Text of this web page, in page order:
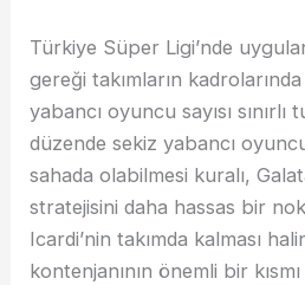
Türkiye Süper Ligi’nde
gereği takımların
yabancı oyuncu sayısı
düzende sekiz yabancı
sahada olabilmesi kuralı,
stratejisini daha hassas bir
Icardi’nin takımda kalması
kontenjanının önemli bir